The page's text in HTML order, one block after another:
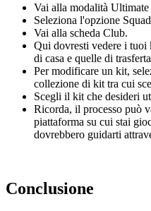
Vai alla modalità
Seleziona l'opzione
Vai alla scheda Club.
Qui dovresti vedere i tuoi
di casa e quelle di
Per modificare un kit,
collezione di kit tra cui
Scegli il kit che desideri
Ricorda, il processo può
piattaforma su cui stai
dovrebbero guidarti
Conclusione